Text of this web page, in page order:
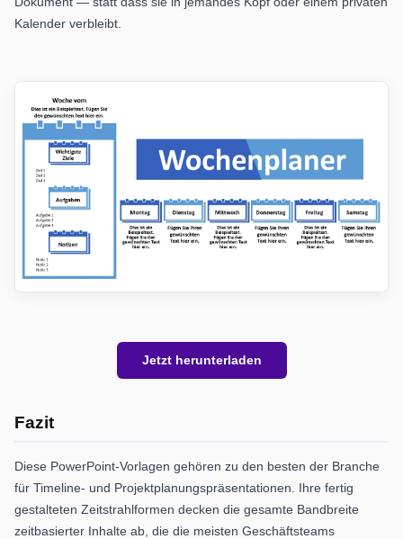
Kalender verbleibt.
Jetzt herunterladen
Fazit
Diese PowerPoint-Vorlagen gehören zu den besten der Branche
für Timeline- und Projektplanungspräsentationen. Ihre fertig
gestalteten Zeitstrahlformen decken die gesamte Bandbreite
zeitbasierter Inhalte ab, die die meisten Geschäftsteams